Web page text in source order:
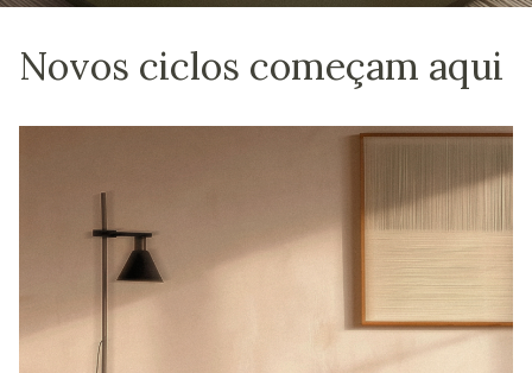
Novos ciclos começam aqui